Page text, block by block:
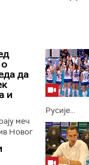
да
и
меч
Новог
је да
Русије...